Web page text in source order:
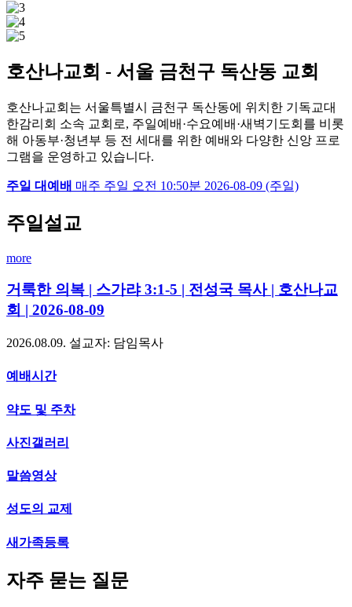
호산나교회 - 서울 금천구 독산동 교회
호산나교회는 서울특별시 금천구 독산동에 위치한 기독교대
한감리회 소속 교회로, 주일예배·수요예배·새벽기도회를 비롯
해 아동부·청년부 등 전 세대를 위한 예배와 다양한 신앙 프로
그램을 운영하고 있습니다.
주일 대예배 매주 주일 오전 10:50분 2026-08-09 (주일)
주일설교
more
거룩한 의복 | 스가랴 3:1-5 | 전성국 목사 | 호산나교
회 | 2026-08-09
2026.08.09. 설교자: 담임목사
예배시간
약도 및 주차
사진갤러리
말씀영상
성도의 교제
새가족등록
자주 묻는 질문